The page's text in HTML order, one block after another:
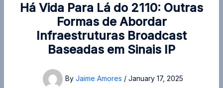
Há Vida Para Lá do 2110: Outras
Formas de Abordar
Infraestruturas Broadcast
Baseadas em Sinais IP
By Jaime Amores / January 17, 2025